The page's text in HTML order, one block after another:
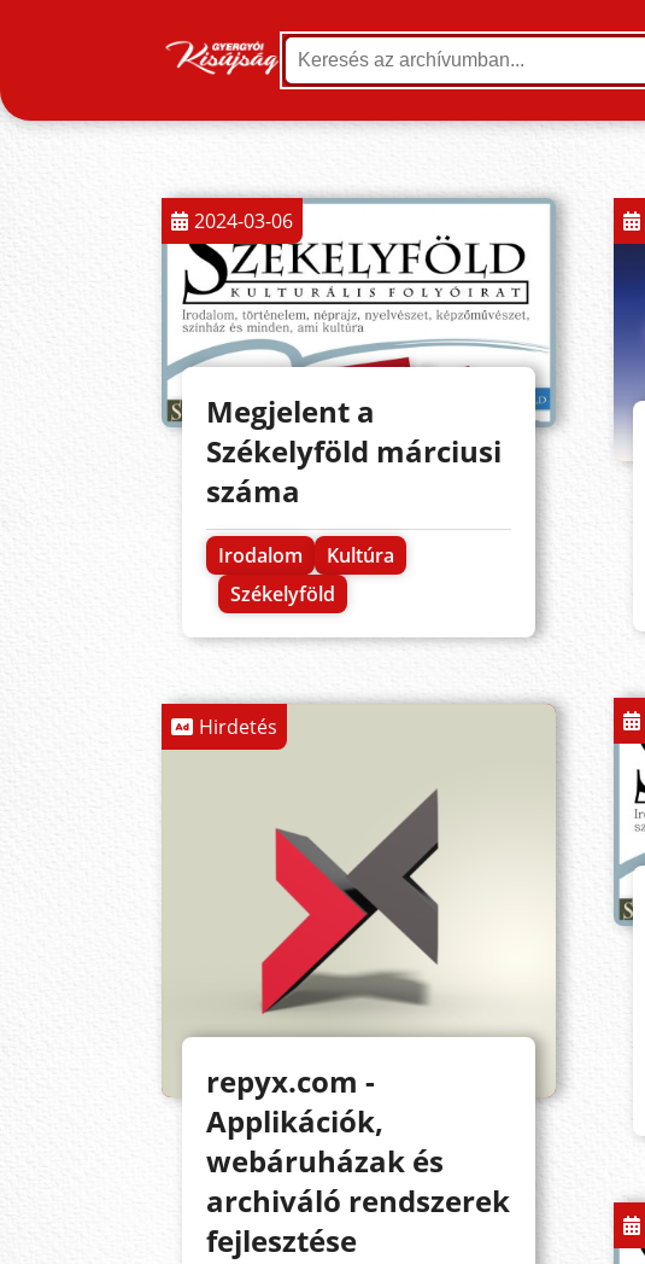
2024-03-06
Megjelent a
Székelyföld márciusi
száma
Irodalom
Kultúra
Székelyföld
Hirdetés
repyx.com -
Applikációk,
webáruházak és
archiváló rendszerek
fejlesztése